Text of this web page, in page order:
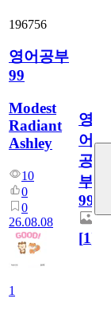
196756
영어공부
99
Modest
Radiant
Ashley
10
0
0
26.08.08
1
영
어
공
부
99
[1]